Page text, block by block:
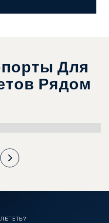
Для
Рядом